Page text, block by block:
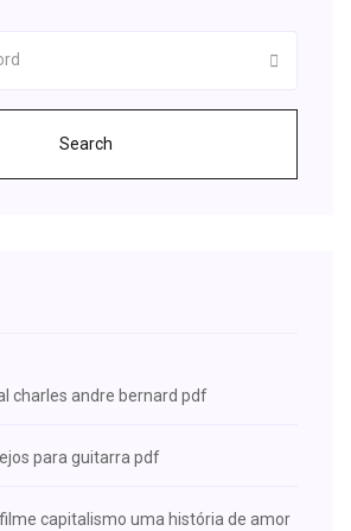
Search
charles andre bernard pdf
para guitarra pdf
capitalismo uma história de amor